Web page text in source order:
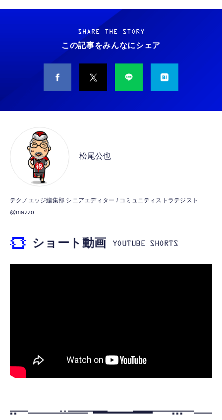
Grithope イヤホン タイプC【2026新モデル
耐久性】 有線イヤホン マイク付き HiFi音質
ノイズ低減 重低音 遅延なし
￥949
タイプc 寝ホンイヤホン 寝ホン type-c 有線
睡眠用イヤホン 【音質強化バージョン
￥2,199
MFi認証 【ハイレゾ音質】 内蔵DAC 遅延な
し 48ビット/96KHz 音量調節対応
【HIFI音質】iphone イヤホンジャック ライ
￥999
霊界コミュニケーションロボット BAKETAN
WARASHI ばけたん ワラシ 改 KAI
￥5,400
M10SR AIペット（コミュニケーションロボッ
ト）
ット）
霊界コミュニケーションロボット BAKETAN
ジングベース付き ロペット 充電ベース付き
SHARE THE STORY
この記事をみんなにシェア
松尾公也
テクノエッジ編集部 シニアエディター / コミュニティストラテジスト
@mazzo
ショート動画